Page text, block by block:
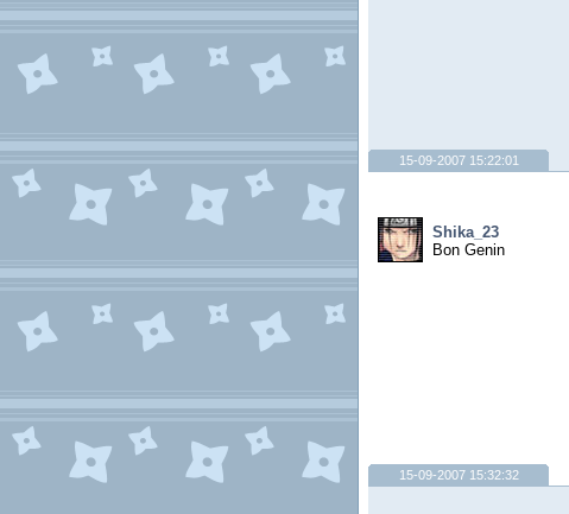
15-09-2007 15:22:01
Shika_23
Bon Genin
15-09-2007 15:32:32